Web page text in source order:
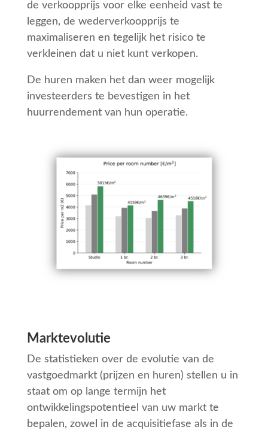
de verkoopprijs voor elke eenheid vast te
leggen, de wederverkoopprijs te
maximaliseren en tegelijk het risico te
verkleinen dat u niet kunt verkopen.
De huren maken het dan weer mogelijk
investeerders te bevestigen in het
huurrendement van hun operatie.
Marktevolutie
De statistieken over de evolutie van de
vastgoedmarkt (prijzen en huren) stellen u in
staat om op lange termijn het
ontwikkelingspotentieel van uw markt te
bepalen, zowel in de acquisitiefase als in de